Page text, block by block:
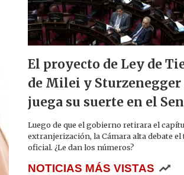
El proyecto de Ley de
de Milei y Sturzenegger
juega su suerte en el
Luego de que el gobierno retirara el
extranjerización, la Cámara alta debate el
oficial. ¿Le dan los números?
NOTICIAS MÁS VISTAS